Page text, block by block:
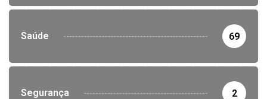
Saúde 69
Segurança 2